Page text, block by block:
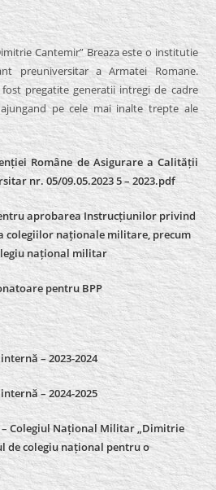
Cantemir” Breaza este o institutie
preuniversitar a Armatei Romane.
pregatite generatii intregi de cadre
pe cele mai inalte trepte ale
Române de Asigurare a Calității
nr. 05/09.05.2023 5 – 2023.pdf
aprobarea Instrucțiunilor privind
colegiilor naționale militare, precum
național militar
pentru BPP
– 2023-2024
internă –2024-2025
– Colegiul Național Militar „Dimitrie
de colegiu național pentru o